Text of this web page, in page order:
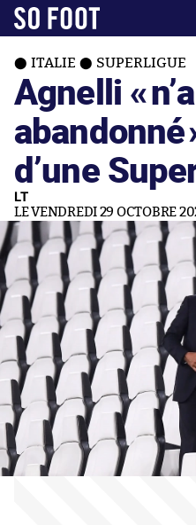
ITALIE SUPERLIGUE
Agnelli «
abandonné
d’une
LT
LE VENDREDI 29 OCTOBRE